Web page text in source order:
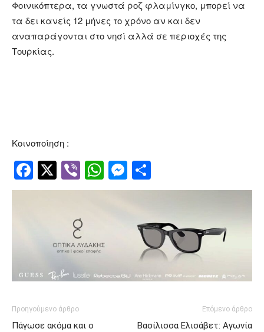
Φοινικόπτερα, τα γνωστά ροζ φλαμίνγκο, μπορεί να
τα δει κανείς 12 μήνες το χρόνο αν και δεν
αναπαράγονται στο νησί αλλά σε περιοχές της
Τουρκίας.
Κοινοποίηση :
Facebook
Twitter
ViberWhatsApp
Messenger
Προηγούμενο άρθρο
Πάγωσε ακόμα και ο
Επόμενο άρθρο
Βασίλισσα Ελισάβετ: Αγωνία